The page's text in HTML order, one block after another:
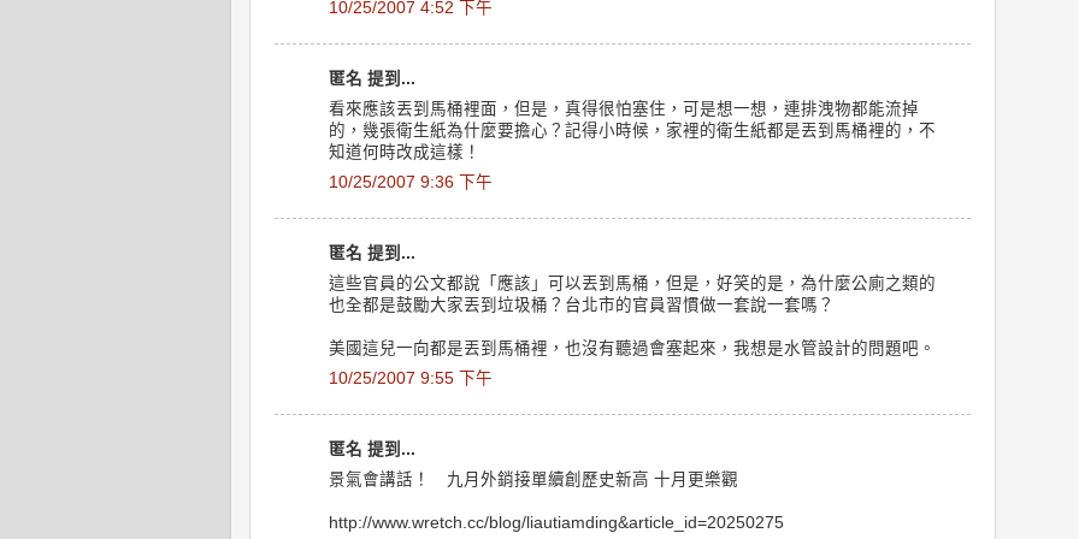
10/25/2007 4:52 下午
匿名 提到...
看來應該丟到馬桶裡面，但是，真得很怕塞住，可是想一想，連排洩物都能流掉
的，幾張衛生紙為什麼要擔心？記得小時候，家裡的衛生紙都是丟到馬桶裡的，不
知道何時改成這樣！
10/25/2007 9:36 下午
匿名 提到...
這些官員的公文都說「應該」可以丟到馬桶，但是，好笑的是，為什麼公廁之類的
也全都是鼓勵大家丟到垃圾桶？台北市的官員習慣做一套說一套嗎？
美國這兒一向都是丟到馬桶裡，也沒有聽過會塞起來，我想是水管設計的問題吧。
10/25/2007 9:55 下午
匿名 提到...
景氣會講話！ 九月外銷接單續創歷史新高 十月更樂觀
http://www.wretch.cc/blog/liautiamding&article_id=20250275